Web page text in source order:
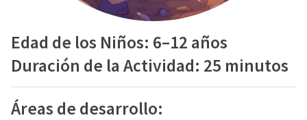
Edad de los Niños: 6–12 años
Duración de la Actividad: 25 minutos
Áreas de desarrollo: